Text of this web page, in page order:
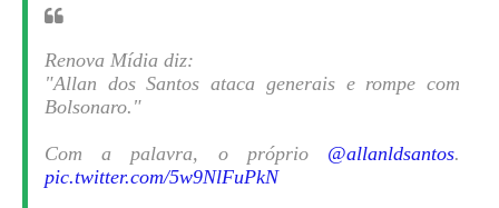
Renova Mídia diz:
"Allan dos Santos ataca generais e rompe com
Bolsonaro."
Com a palavra, o próprio @allanldsantos.
pic.twitter.com/5w9NlFuPkN